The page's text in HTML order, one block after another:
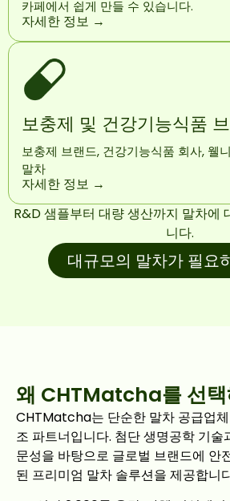
카페에서 쉽게 만들 수 있습니다.
자세한 정보 →
보충제 및 건강기능식품
보충제 브랜드, 건강기능식품 회사, 웰
말차
자세한 정보 →
R&D 샘플부터 대량 생산까지 말차에
니다.
대규모의 말차가 필요
왜 CHTMatcha를 선택
CHTMatcha는 단순한 말차 공급업
조 파트너입니다. 첨단 생명공학 기술
문성을 바탕으로 글로벌 브랜드에 안
된 프리미엄 말차 솔루션을 제공합니